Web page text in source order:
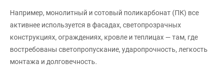
Например, монолитный и сотовый поликарбонат (ПК) все
активнее используется в фасадах, светопрозрачных
конструкциях, ограждениях, кровле и теплицах — там, где
востребованы светопропускание, ударопрочность, легкость
монтажа и долговечность.